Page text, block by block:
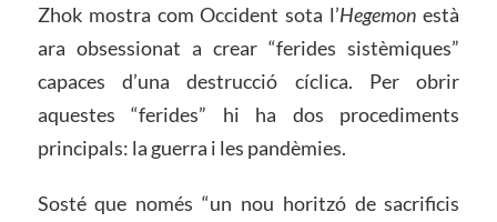
Zhok mostra com Occident sota l’Hegemon està
ara obsessionat a crear “ferides sistèmiques”
capaces d’una destrucció cíclica. Per obrir
aquestes “ferides” hi ha dos procediments
principals: la guerra i les pandèmies.
Sosté que només “un nou horitzó de sacrificis